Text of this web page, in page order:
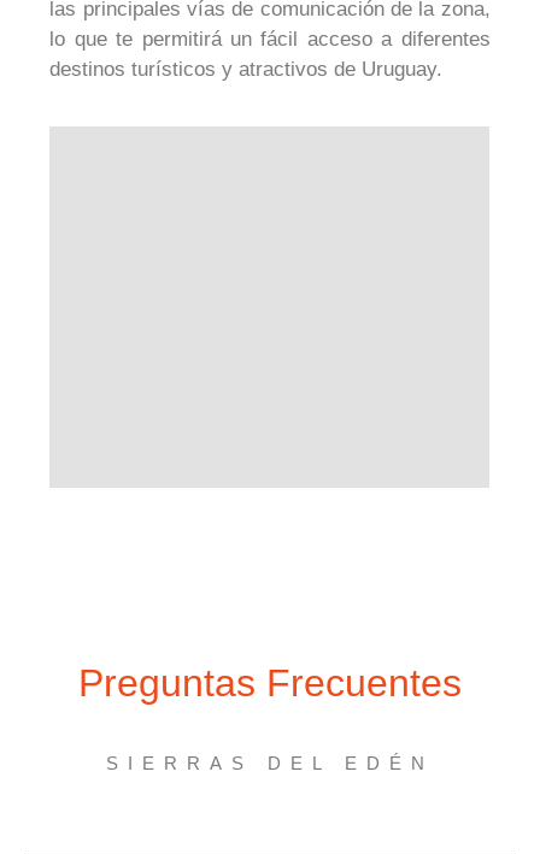
las principales vías de comunicación de la zona,
lo que te permitirá un fácil acceso a diferentes
destinos turísticos y atractivos de Uruguay.
Preguntas Frecuentes
SIERRAS DEL EDÉN